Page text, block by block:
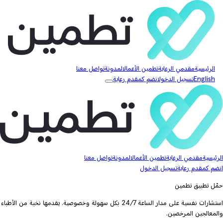
الرئيسيةمقدمي الرعايةتطمين الأعمالالمدونةتواصل معنا
Englishتسجيل الدخولانضم كمقدم رعاية
الرئيسيةمقدمي الرعايةتطمين الأعمالالمدونةتواصل معنا
انضم كمقدم رعايةتسجيل الدخول
حمّل تطبيق تطمين
استشارات نفسية على مدار الساعة 24/7 بكل سهولة وخصوصية. يقدمها نخبة من الأطباء
والمعالجين المرخصين.